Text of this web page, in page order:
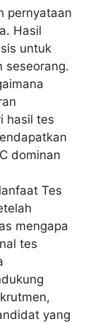
pernyataan
Hasil
untuk
seseorang.
hasil tes
dominan
Tes
mengapa
tes
yang